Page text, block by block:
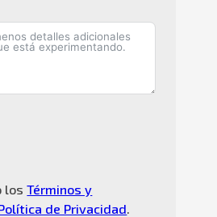
losTérminos y
de Privacidad